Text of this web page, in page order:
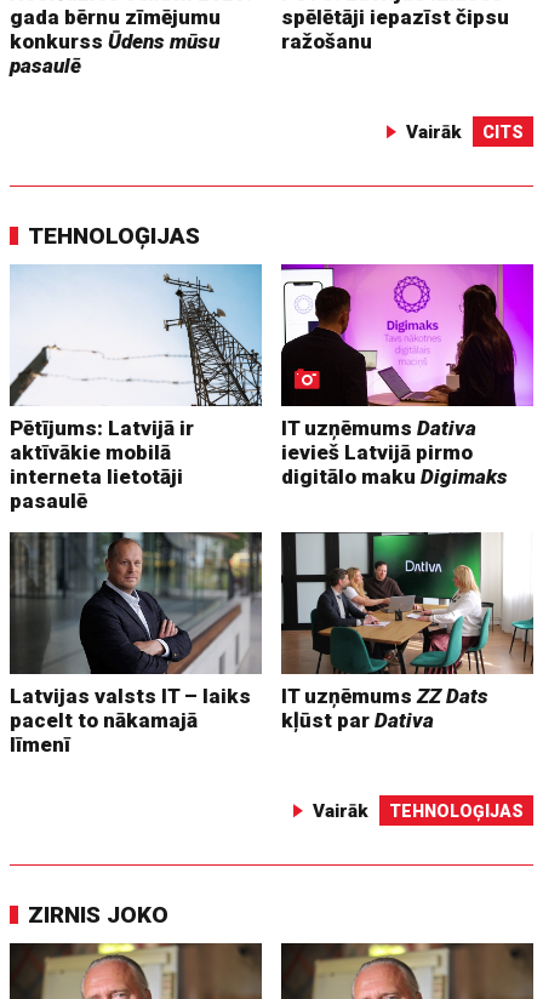
gada bērnu zīmējumu
konkurssŪdens mūsu
pasaulē
spēlētāji iepazīst čipsu
ražošanu
Vairāk CITS
TEHNOLOĢIJAS
Pētījums: Latvijā ir
aktīvākie mobilā
interneta lietotāji
pasaulē
IT uzņēmumsDativa
ievieš Latvijā pirmo
digitālo makuDigimaks
Latvijas valsts IT – laiks
pacelt to nākamajā
līmenī
IT uzņēmumsZZ Dats
kļūst parDativa
Vairāk TEHNOLOĢIJAS
ZIRNIS JOKO